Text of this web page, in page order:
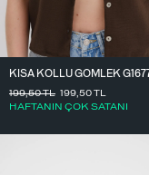
199,50TL
HAFTANIN ÇOK SATANI
199,50TL